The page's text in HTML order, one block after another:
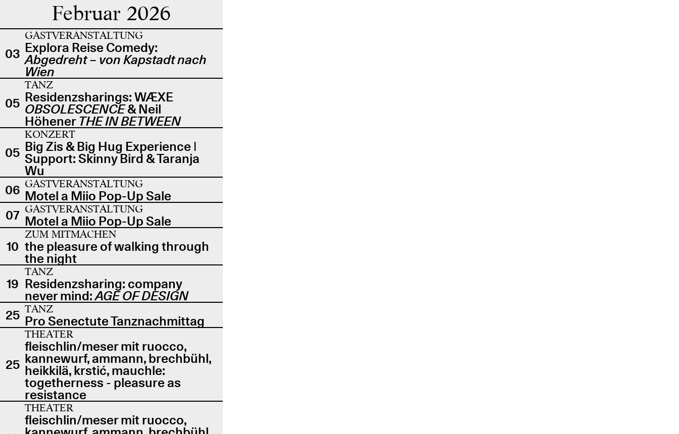
Februar 2026
03
GASTVERANSTALTUNG
Explora Reise Comedy:
Abgedreht – von Kapstadt nach
Wien
05
TANZ
Residenzsharings: WÆXE
OBSOLESCENCE& Neil
Höhener THE IN BETWEEN
05
KONZERT
Big Zis & Big Hug Experience |
Support: Skinny Bird & Taranja
Wu
06 GASTVERANSTALTUNG
Motel a Miio Pop-Up Sale
07 GASTVERANSTALTUNG
Motel a Miio Pop-Up Sale
10
ZUM MITMACHEN
the pleasure of walking through
the night
19
TANZ
Residenzsharing: company
never mind:AGE OF DESIGN
25 TANZ
Pro Senectute Tanznachmittag
25
THEATER
fleischlin/meser mit ruocco,
kannewurf, ammann, brechbühl,
heikkilä, krstić, mauchle:
togetherness - pleasure as
resistance
THEATER
fleischlin/meser mit ruocco,